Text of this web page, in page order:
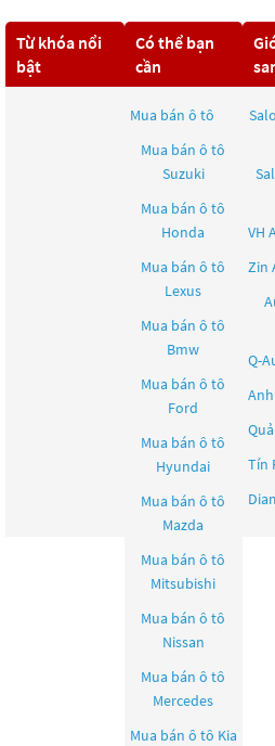
Từ khóa nổi
bật
Có thể bạn
cần
Mua bán ô tô
Mua bán ô tô
Suzuki
Mua bán ô tô
Honda
Mua bán ô tô
Lexus
Mua bán ô tô
Bmw
Mua bán ô tô
Ford
Mua bán ô tô
Hyundai
Mua bán ô tô
Mazda
Mua bán ô tô
Mitsubishi
Mua bán ô tô
Nissan
Mua bán ô tô
Mercedes
Mua bán ô tô Kia
VH
Zin
Q-
Tín